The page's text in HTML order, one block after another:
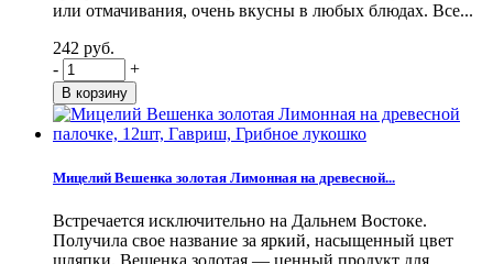
или отмачивания, очень вкусны в любых блюдах. Все...
242 руб.
-
+
Мицелий Вешенка золотая Лимонная на древесной...
Встречается исключительно на Дальнем Востоке.
Получила свое название за яркий, насыщенный цвет
шляпки. Вешенка золотая — ценный продукт для